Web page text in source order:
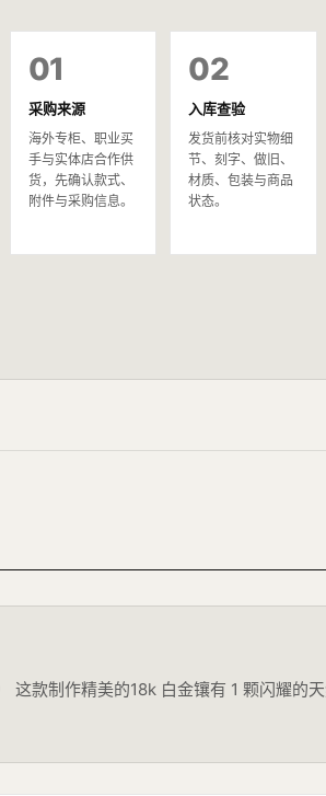
01
采购来源
海外专柜、职业买
手与实体店合作供
货，先确认款式、
附件与采购信息。
02
入库查验
发货前核对实物细
节、刻字、做旧、
材质、包装与商品
状态。
这款制作精美的18k 白金镶有 1 颗闪耀